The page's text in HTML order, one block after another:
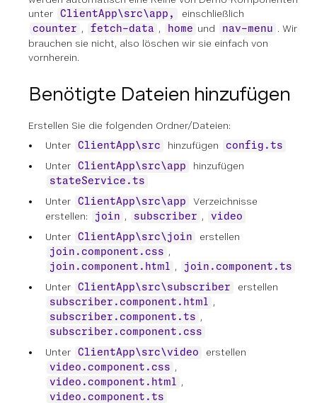
unter
ClientApp\src\app, einschließlich
counter , fetch-data , home und nav-menu . Wir
brauchen sie nicht, also löschen wir sie einfach von
vornherein.
Benötigte Dateien hinzufügen
Erstellen Sie die folgenden Ordner/Dateien:
Unter
ClientApp\src hinzufügen config.ts
Unter ClientApp\src\app hinzufügen
stateService.ts
Unter ClientApp\src\app
Verzeichnisse
erstellen:
join , subscriber , video
Unter ClientApp\src\join erstellen
join.component.css ,
join.component.html , join.component.ts
Unter ClientApp\src\subscriber erstellen
subscriber.component.html ,
subscriber.component.ts ,
subscriber.component.css
Unter ClientApp\src\video erstellen
video.component.css ,
video.component.html ,
video.component.ts